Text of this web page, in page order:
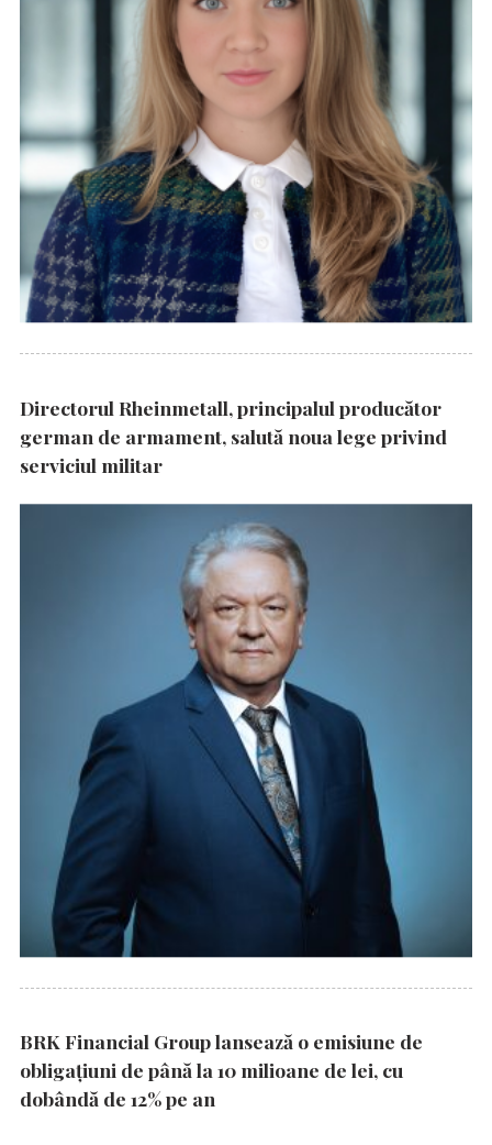
Directorul Rheinmetall, principalul producător
german de armament, salută noua lege privind
serviciul militar
BRK Financial Group lansează o emisiune de
obligațiuni de până la 10 milioane de lei, cu
dobândă de 12% pe an